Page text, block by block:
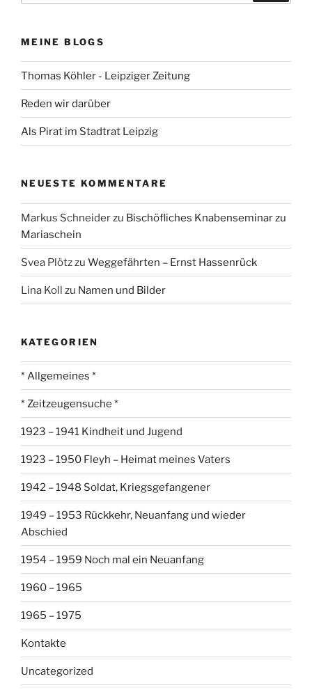
MEINE BLOGS
Thomas Köhler - Leipziger Zeitung
Reden wir darüber
Als Pirat im Stadtrat Leipzig
NEUESTE KOMMENTARE
Markus Schneiderzu Bischöfliches Knabenseminar zu
Mariaschein
Svea Plötzzu Weggefährten – Ernst Hassenrück
Lina Koll zu Namen und Bilder
KATEGORIEN
* Allgemeines *
* Zeitzeugensuche *
1923 – 1941 Kindheit und Jugend
1923 – 1950 Fleyh – Heimat meines Vaters
1942 – 1948 Soldat, Kriegsgefangener
1949 – 1953 Rückkehr, Neuanfang und wieder
Abschied
1954 – 1959 Noch mal ein Neuanfang
1960 – 1965
1965 – 1975
Kontakte
Uncategorized